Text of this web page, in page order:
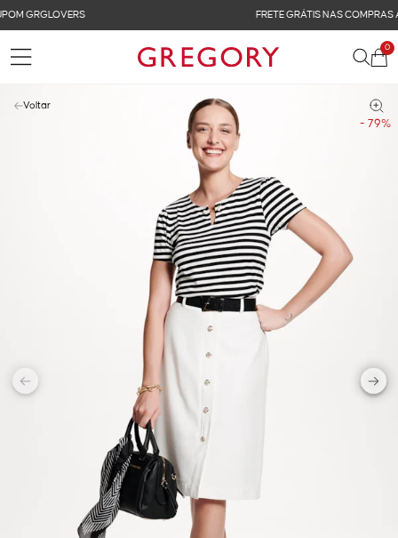
FRETE GRÁTIS NAS COMPRAS ACIMA DE R$ 899
0
- 79%
Voltar